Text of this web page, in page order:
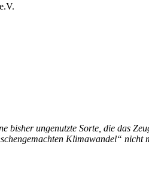
ungenutzte Sorte, die das
Klimawandel“